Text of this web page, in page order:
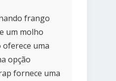
frango
um molho
uma
opção
fornece uma